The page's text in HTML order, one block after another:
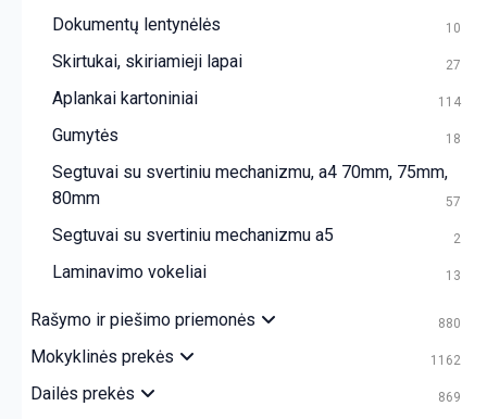
Dokumentų lentynėlės 10
Skirtukai, skiriamieji lapai 27
Aplankai kartoniniai 114
Gumytės 18
Segtuvai su svertiniu mechanizmu, a4 70mm, 75mm,
80mm
57
Segtuvai su svertiniu mechanizmu a5 2
Laminavimo vokeliai 13
Rašymo ir piešimo priemonės 880
Mokyklinės prekės 1162
Dailės prekės 869